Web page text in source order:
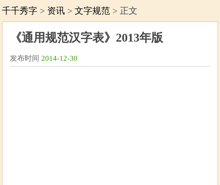
千千秀字 > 资讯 >文字规范 > 正文
《通用规范汉字表》2013年版
发布时间 2014-12-30